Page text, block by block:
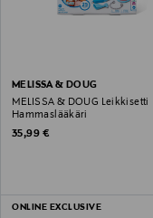
MELISSA & DOUG
MELISSA & DOUG Leikkisetti
Hammaslääkäri
Original Price
35,99 €
ONLINE EXCLUSIVE